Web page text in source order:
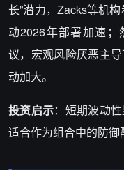
长”潜力，Zacks等机
动2026年部署加速
议，宏观风险厌恶主
动加大。
投资启示：短期波动
适合作为组合中的防御